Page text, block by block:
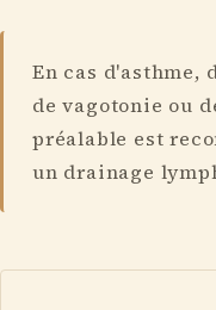
En cas d'asthme,
de vagotonie ou
préalable est
un drainage